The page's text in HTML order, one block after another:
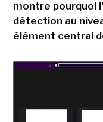
montre pourquoi
détection au
élément central